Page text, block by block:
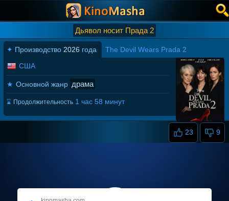
Дьявол носит Прада 2
✦ Производство 2026 года The Devil Wears Prada 2
23 9
США
★ Основной жанр драма
⌛ Продолжительность 1 час 58 минут